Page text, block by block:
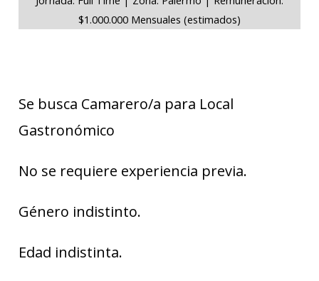
$1.000.000 Mensuales (estimados)
Se busca Camarero/a para Local
Gastronómico
No se requiere experiencia previa.
Género indistinto.
Edad indistinta.